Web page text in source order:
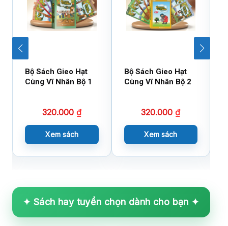
Bộ Sách Gieo Hạt
Cùng Vĩ Nhân Bộ 1
320.000 ₫
Xem sách
Bộ Sách Gieo Hạt
Cùng Vĩ Nhân Bộ 2
320.000₫
Xem sách
✦ Sách hay tuyển chọn dành cho bạn ✦